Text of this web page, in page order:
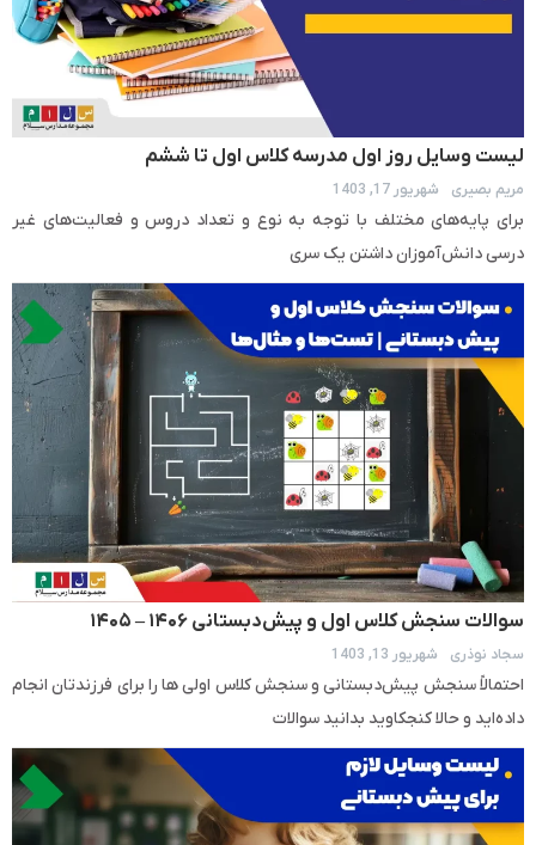
لیست وسایل روز اول مدرسه کلاس اول تا ششم
مریم بصیری شهریور 17, 1403
برای پایه‌های مختلف با توجه به نوع و تعداد دروس و فعالیت‌های غیر
درسی دانش‌آموزان داشتن یک سری
سوالات سنجش کلاس اول و پیش‌دبستانی ۱۴۰۶ – ۱۴۰۵
سجاد نوذری شهریور 13, 1403
احتمالاً سنجش پیش‌دبستانی و سنجش کلاس اولی ها را برای فرزندتان انجام
داده‌اید و حالا کنجکاوید بدانید سوالات